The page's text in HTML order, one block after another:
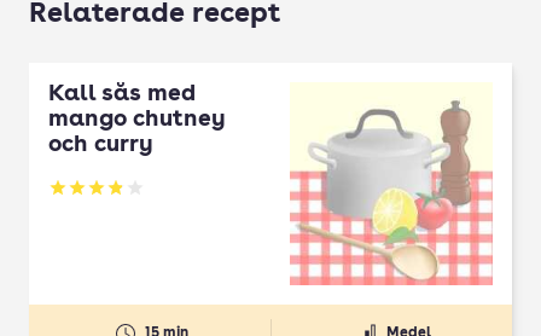
Relaterade recept
Kall sås med
mango chutney
och curry
Betyg: 3.86 av 5
15 min Medel